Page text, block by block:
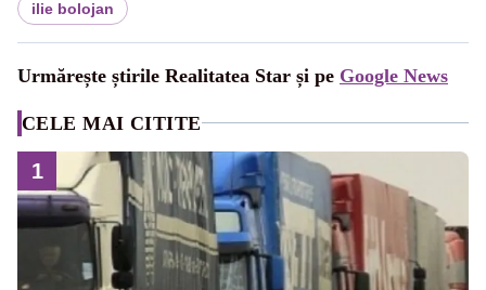
ilie bolojan
Urmărește știrile Realitatea Star și pe Google News
CELE MAI CITITE
1